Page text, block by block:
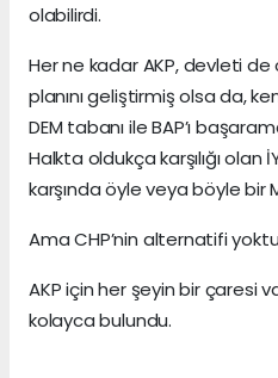
olabilirdi.
Her ne kadar AKP, devleti
planını geliştirmiş olsa da,
DEM tabanı ile BAP’ı
Halkta oldukça karşılığı olan
karşında öyle veya böyle bir
Ama CHP’nin alternatifi
AKP için her şeyin bir çaresi
kolayca bulundu.